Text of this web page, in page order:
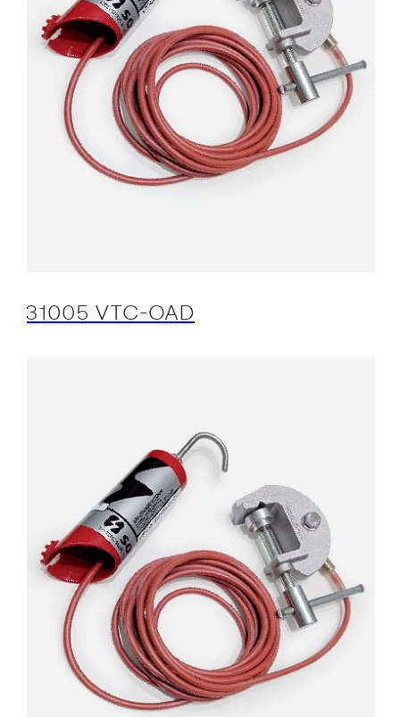
31005 VTC-OAD